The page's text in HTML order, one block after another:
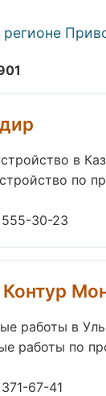
регионе
в
по
30-23
работы в
работы по
67-41